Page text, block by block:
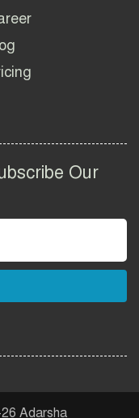
2026
করতে কি কি লাগে
আবেদন ও
Circular 2026
নিয়োগ বিজ্ঞপ্তি
এএসআই
Police ASI Job
| Bangladesh
Our
Adarsha